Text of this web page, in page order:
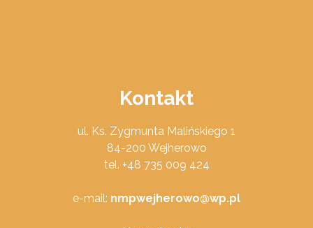
Kontakt
ul. Ks. Zygmunta Malińskiego 1
84-200 Wejherowo
tel. +48 735 009 424
e-mail: nmpwejherowo@wp.pl